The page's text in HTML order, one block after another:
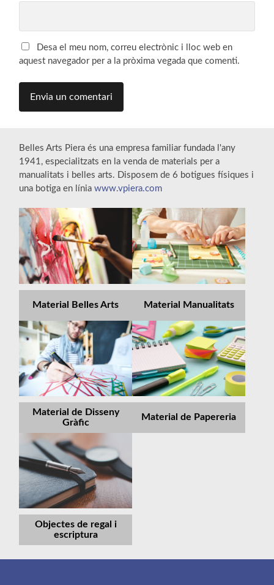
Desa el meu nom, correu electrònic i lloc web en
aquest navegador per a la pròxima vegada que comenti.
Belles Arts Piera és una empresa familiar fundada l'any
1941, especialitzats en la venda de materials per a
manualitats i belles arts. Disposem de 6 botigues físiques i
una botiga en líniawww.vpiera.com
Material Belles Arts Material Manualitats
Material de Disseny
Gràfic
Material de Papereria
Objectes de regal i
escriptura